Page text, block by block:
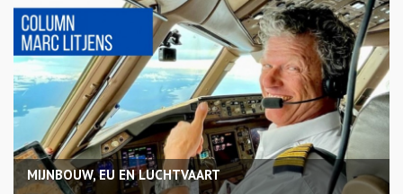
MIJNBOUW, EU EN LUCHTVAART